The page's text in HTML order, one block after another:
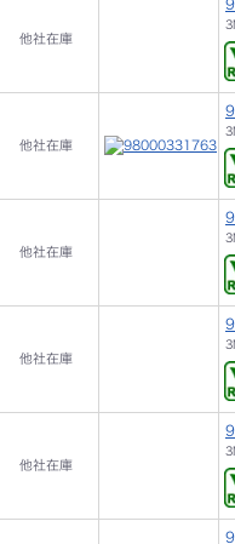
他社在庫
他社在庫
他社在庫
他社在庫
他社在庫